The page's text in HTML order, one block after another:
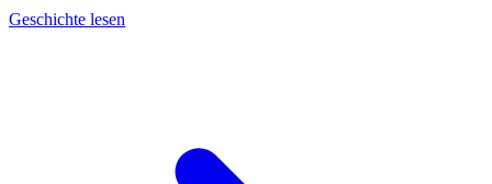
Geschichte lesen